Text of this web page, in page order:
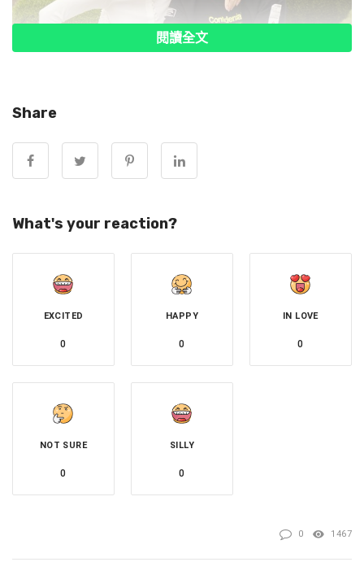
▲章子怡、汪峰2023年宣布結束8年婚姻。（圖／翻攝自微
飯局揭露了八卦。據音檔內容，自稱是章子怡朋友的人爆
料，指汪峰跟別的女孩，被章子怡的哥哥章子男抓住了，此
事令章子怡相當憤怒，卓偉推測這是離婚的一個重要原因，
兩人感情出現了問題。
卓偉認為章子怡是一個精明的女性，且形容「在人生的每個
階段都做出了正確的選擇」，並稱離婚後女方會全力拚事
閱讀全文
Share
What's your reaction?
EXCITED
0
HAPPY
0
IN LOVE
0
NOT SURE
0
SILLY
0
0 1467